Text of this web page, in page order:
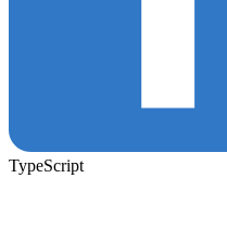
TypeScript